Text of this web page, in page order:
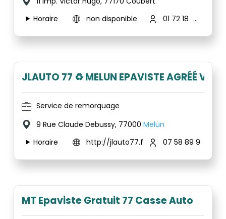
Horaire
non disponible 01 72 18 02 51
JLAUTO 77 ♻️ MELUN EPAVISTE AGRÉÉ
Service de remorquage
9 Rue Claude Debussy, 77000Melun
Horaire
http://jlauto77.fr/ 07 58 89 94 74
MT Epaviste Gratuit 77 Casse Auto